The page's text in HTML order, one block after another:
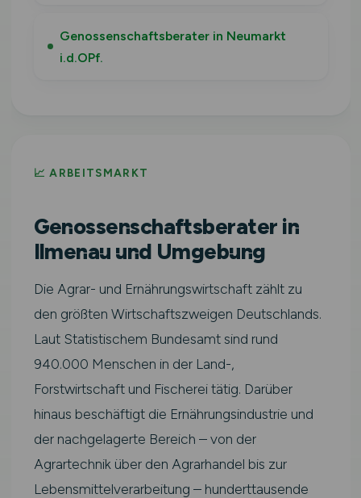
Genossenschaftsberater in Neumarkt
i.d.OPf.
📈 ARBEITSMARKT
Genossenschaftsberater in
Ilmenau und Umgebung
Die Agrar- und Ernährungswirtschaft zählt zu
den größten Wirtschaftszweigen Deutschlands.
Laut Statistischem Bundesamt sind rund
940.000 Menschen in der Land-,
Forstwirtschaft und Fischerei tätig. Darüber
hinaus beschäftigt die Ernährungsindustrie und
der nachgelagerte Bereich – von der
Agrartechnik über den Agrarhandel bis zur
Lebensmittelverarbeitung – hunderttausende